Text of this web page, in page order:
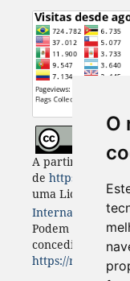
O
A partir de 2023,
de https://
uma Licença
Internacional . CC
Podem estar
concedidas no
https://